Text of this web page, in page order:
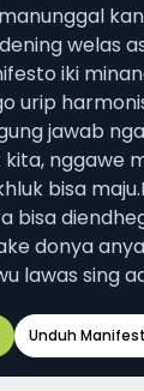
welas
iki
urip
jawab
nggawe
bisa maju.
bisa
donya
lawas sing
Unduh